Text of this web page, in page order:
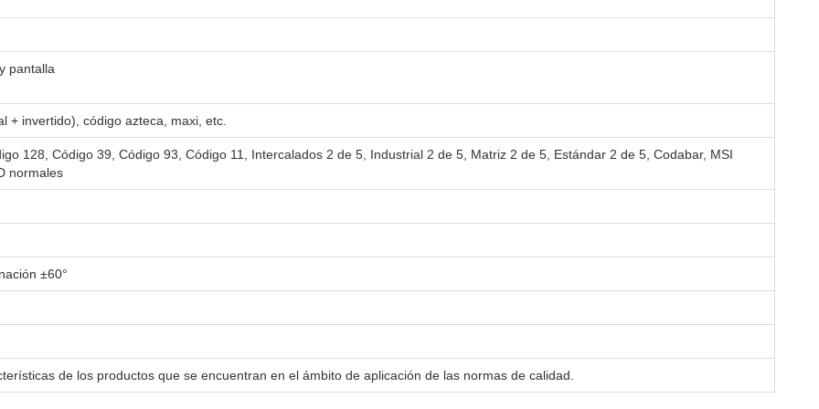
pantalla
+ invertido), código azteca, maxi, etc.
128, Código 39, Código 93, Código 11, Intercalados 2 de 5, Industrial 2 de 5, Matriz 2 de 5, Estándar 2 de 5, Codabar, MSI
normales
±60°
de los productos que se encuentran en el ámbito de aplicación de las normas de calidad.